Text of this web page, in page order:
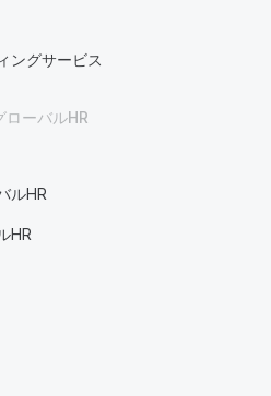
ングサービス
ローバルHR
ルHR
HR